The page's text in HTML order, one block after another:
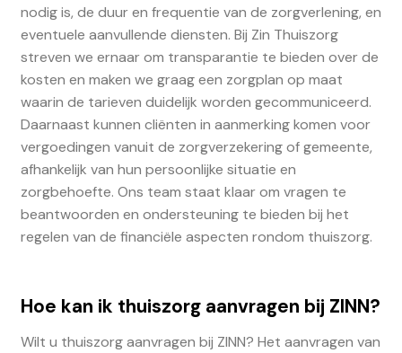
nodig is, de duur en frequentie van de zorgverlening, en
eventuele aanvullende diensten. Bij Zin Thuiszorg
streven we ernaar om transparantie te bieden over de
kosten en maken we graag een zorgplan op maat
waarin de tarieven duidelijk worden gecommuniceerd.
Daarnaast kunnen cliënten in aanmerking komen voor
vergoedingen vanuit de zorgverzekering of gemeente,
afhankelijk van hun persoonlijke situatie en
zorgbehoefte. Ons team staat klaar om vragen te
beantwoorden en ondersteuning te bieden bij het
regelen van de financiële aspecten rondom thuiszorg.
Hoe kan ik thuiszorg aanvragen bij ZINN?
Wilt u thuiszorg aanvragen bij ZINN? Het aanvragen van